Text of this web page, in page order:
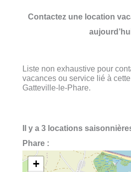
Contactez une location
Liste non exhaustive pour
vacances ou service lié à
Gatteville-le-Phare.
Il y a 3 locations
Phare :
+